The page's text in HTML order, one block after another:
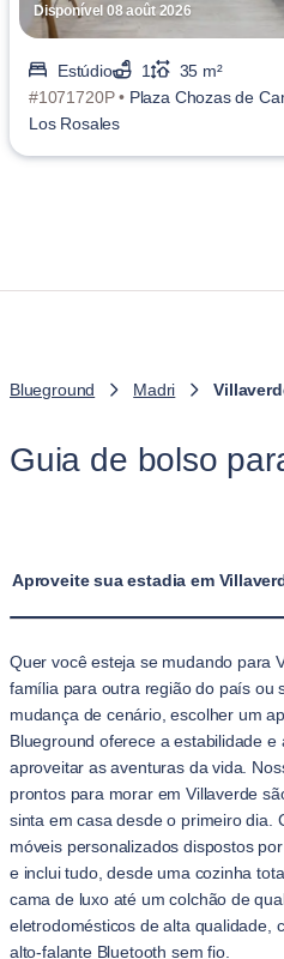
Disponível 08 août 2026
Estúdio 1
35 m²
#1071720P • Plaza Chozas de
Los Rosales
Blueground Madri
Guia de bolso
Aproveite sua estadia em
Quer você esteja se mudando para
família para outra região do país ou
mudança de cenário, escolher um
Blueground oferece a estabilidade
aproveitar as aventuras da vida.
prontos para morar em Villaverde
sinta em casa desde o primeiro dia.
móveis personalizados dispostos
e inclui tudo, desde uma cozinha
cama de luxo até um colchão de
eletrodomésticos de alta qualidade,
alto-falante Bluetooth sem fio.